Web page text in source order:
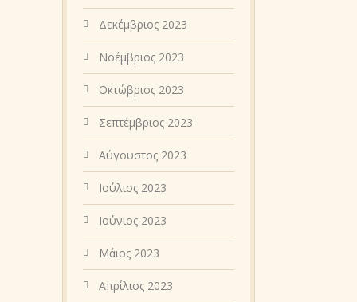
Δεκέμβριος 2023
Νοέμβριος 2023
Οκτώβριος 2023
Σεπτέμβριος 2023
Αύγουστος 2023
Ιούλιος 2023
Ιούνιος 2023
Μάιος 2023
Απρίλιος 2023